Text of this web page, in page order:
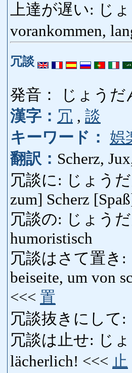
上達が遅い: じ
vorankommen,
冗談
発音： じょうだ
漢字： 冗 , 談
キーワード：
娯
翻訳： Scherz,
冗談に: じょうだ
zum] Scherz
冗談の: じょう
humoristisch
冗談はさて置き:
beiseite, um von
<<< 置
冗談抜きにして
冗談は止せ: じ
lächerlich! <<< 止